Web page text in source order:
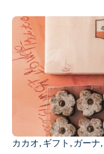
カカオ, ギフト , ガーナ,